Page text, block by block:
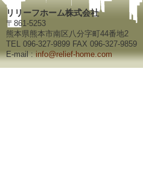
リリーフホーム株式会社
〒861-5253
熊本県熊本市南区八分字町44番地2
TEL 096-327-9899 FAX 096-327-9859
E-mail :info@relief-home.com